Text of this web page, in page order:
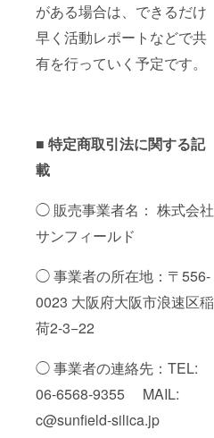
がある場合は、できるだけ
早く活動レポートなどで共
有を行っていく予定です。
■ 特定商取引法に関する記
載
◯ 販売事業者名： 株式会社
サンフィールド
◯ 事業者の所在地：〒556-
0023 大阪府大阪市浪速区稲
荷2-3−22
◯ 事業者の連絡先：TEL:
06-6568-9355 MAIL:
c@sunfield-silica.jp